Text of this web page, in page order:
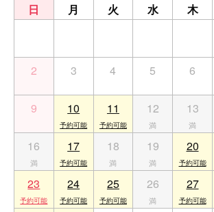
日 月 火 水 木
2 3 4 5 6
9 10 11 12 13
16 17 18 19 20
23 24 25 26 27